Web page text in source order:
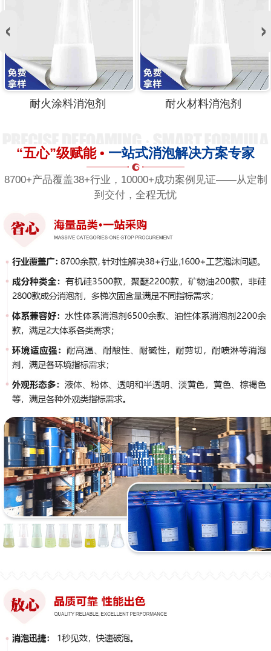
耐火涂料消泡剂 耐火材料消泡剂
“五心”级赋能 • 一站式消泡解决方案专家
8700+产品覆盖38+行业，10000+成功案例见证——从定制
到交付，全程无忧